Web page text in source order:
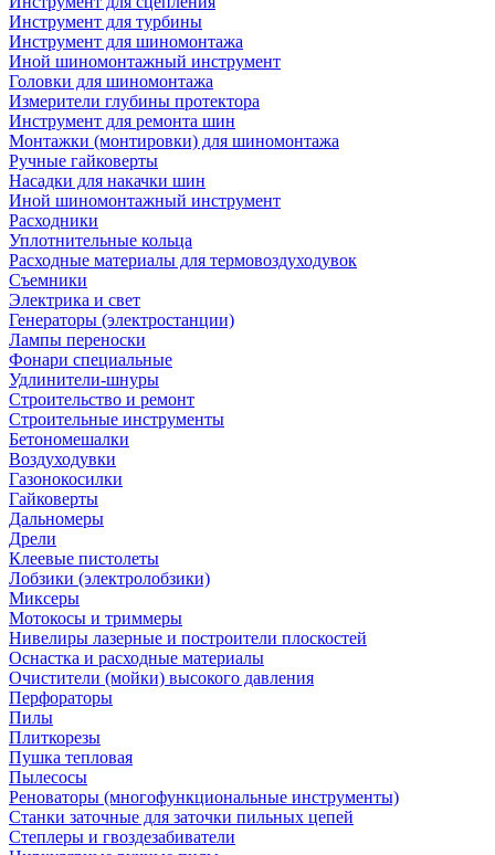
Инструмент для турбины
Инструмент для шиномонтажа
Иной шиномонтажный инструмент
Головки для шиномонтажа
Измерители глубины протектора
Инструмент для ремонта шин
Монтажки (монтировки) для шиномонтажа
Ручные гайковерты
Насадки для накачки шин
Иной шиномонтажный инструмент
Расходники
Уплотнительные кольца
Расходные материалы для термовоздуходувок
Съемники
Электрика и свет
Генераторы (электростанции)
Лампы переноски
Фонари специальные
Удлинители-шнуры
Строительство и ремонт
Строительные инструменты
Бетономешалки
Воздуходувки
Газонокосилки
Гайковерты
Дальномеры
Дрели
Клеевые пистолеты
Лобзики (электролобзики)
Миксеры
Мотокосы и триммеры
Нивелиры лазерные и построители плоскостей
Оснастка и расходные материалы
Очистители (мойки) высокого давления
Перфораторы
Пилы
Плиткорезы
Пушка тепловая
Пылесосы
Реноваторы (многофункциональные инструменты)
Станки заточные для заточки пильных цепей
Степлеры и гвоздезабиватели